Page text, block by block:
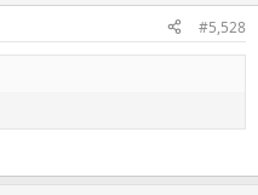
#5,528